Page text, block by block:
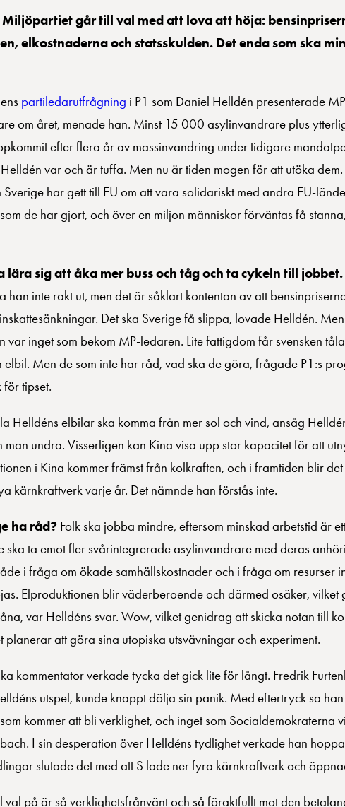
Miljöpartiet går till val med att lova att höja:
elkostnaderna och statsskulden. Det enda som ska
partiledarutfrågning i P1 som Daniel Helldén presenterade
om året, menade han. Minst 15 000 asylinvandrare plus
efter flera år av massinvandring under tidigare
var och är tuffa. Men nu är tiden mogen för att utöka
Sverige har gett till EU om att vara solidariskt med andra EU-
de har gjort, och över en miljon människor förväntas få
lära sig att åka mer buss och tåg och ta cykeln till jobbet.
han inte rakt ut, men det är såklart kontentan av att
Det ska Sverige få slippa, lovade Helldén.
var inget som bekom MP-ledaren. Lite fattigdom får svensken
Men de som inte har råd, vad ska de göra, frågade P1:s
för tipset.
Helldéns elbilar ska komma från mer sol och vind, ansåg
undra. Visserligen kan Kina visa upp stor kapacitet för att
i Kina kommer främst från kolkraften, och i framtiden blir
kärnkraftverk varje år. Det nämnde han förstås inte.
ha råd? Folk ska jobba mindre, eftersom minskad arbetstid är
ska ta emot fler svårintegrerade asylinvandrare med deras
i fråga om ökade samhällskostnader och i fråga om resurser
Elproduktionen blir väderberoende och därmed osäker,
var Helldéns svar. Wow, vilket genidrag att skicka notan till
att göra sina utopiska utsvävningar och experiment.
kommentator verkade tycka det gick lite för långt. Fredrik
utspel, kunde knappt dölja sin panik. Med eftertryck sa
kommer att bli verklighet, och inget som Socialdemokraterna
I sin desperation över Helldéns tydlighet verkade han
slutade det med att S lade ner fyra kärnkraftverk och
på är så verklighetsfrånvänt och så föraktfullt mot den